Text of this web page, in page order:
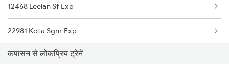
12468 Leelan Sf Exp
22981 Kota Sgnr Exp
12496 Pratap Express
कपासन से लोकप्रिय ट्रेनें